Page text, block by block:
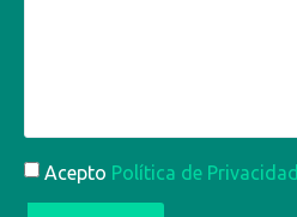
Acepto Política de Privacidad